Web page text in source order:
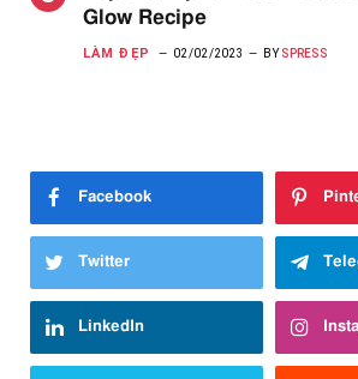
Glow Recipe
LÀM ĐẸP 02/02/2023 BY SPRESS
Facebook
Twitter
LinkedIn